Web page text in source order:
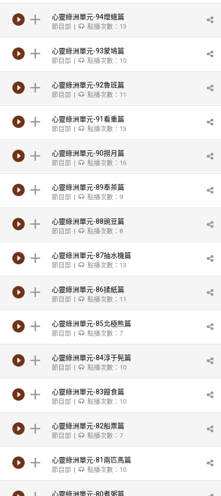
心靈綠洲單元-94燈蛾篇
節目部 | 點播次數：13
心靈綠洲單元-93蒙鳩篇
節目部 | 點播次數：10
心靈綠洲單元-92魯班篇
節目部 | 點播次數：11
心靈綠洲單元-91看重篇
節目部 | 點播次數：13
心靈綠洲單元-90撈月篇
節目部 | 點播次數：16
心靈綠洲單元-89奉茶篇
節目部 | 點播次數：9
心靈綠洲單元-88豌豆篇
節目部 | 點播次數：8
心靈綠洲單元-87抽水機篇
節目部 | 點播次數：13
心靈綠洲單元-86揉紙篇
節目部 | 點播次數：11
心靈綠洲單元-85北極熊篇
節目部 | 點播次數：7
心靈綠洲單元-84淳于髡篇
節目部 | 點播次數：10
心靈綠洲單元-83餿食篇
節目部 | 點播次數：10
心靈綠洲單元-82船票篇
節目部 | 點播次數：7
心靈綠洲單元-81兩匹馬篇
節目部 | 點播次數：10
心靈綠洲單元-80煮粥篇